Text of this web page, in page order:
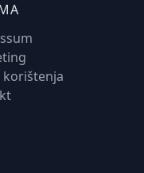
korištenja